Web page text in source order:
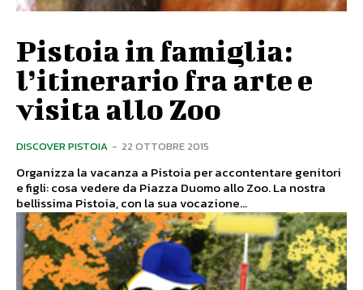
Pistoia in famiglia:
l’itinerario fra arte e
visita allo Zoo
DISCOVER PISTOIA - 22 OTTOBRE 2015
Organizza la vacanza a Pistoia per accontentare genitori
e figli: cosa vedere da Piazza Duomo allo Zoo. La nostra
bellissima Pistoia, con la sua vocazione...